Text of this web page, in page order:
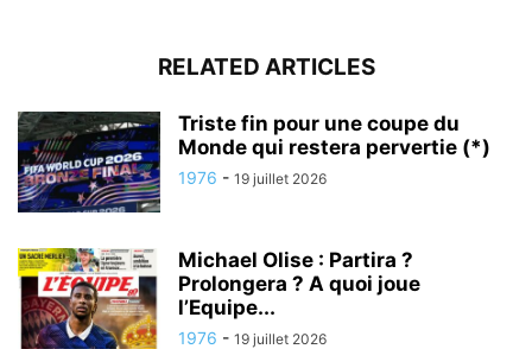
RELATED ARTICLES
Triste fin pour une coupe du
Monde qui restera pervertie (*)
1976 - 19 juillet 2026
Michael Olise : Partira ?
Prolongera ? A quoi joue
l’Equipe...
1976 - 19 juillet 2026